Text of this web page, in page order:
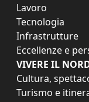
Lavoro
Tecnologia
Infrastrutture
Eccellenze e
VIVERE IL
Cultura,
Turismo e